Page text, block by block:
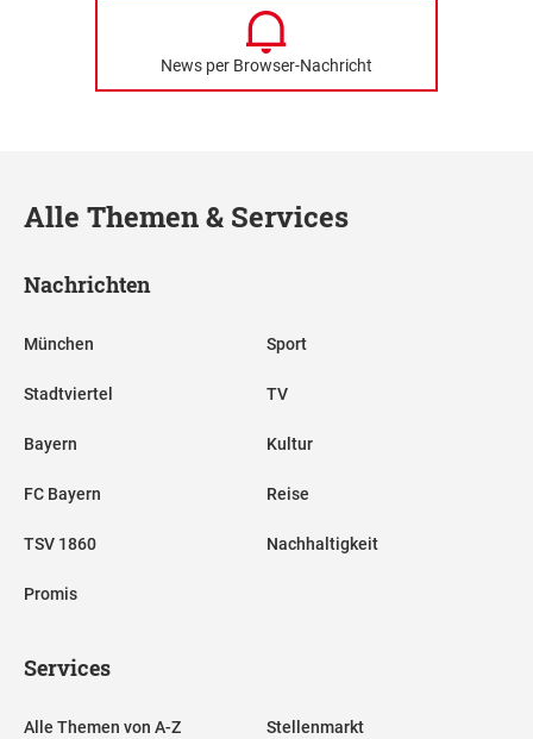
News per Browser-Nachricht
Alle Themen & Services
Nachrichten
München
Stadtviertel
Bayern
FC Bayern
TSV 1860
Promis
Sport
TV
Kultur
Reise
Nachhaltigkeit
Services
Alle Themen von A-Z Stellenmarkt